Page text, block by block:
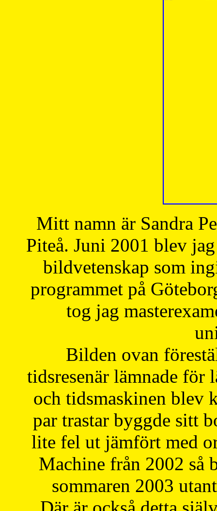
Mitt namn är Sandra
Piteå. Juni 2001 blev
bildvetenskap som
programmet på
tog jag
Bilden ovan
tidsresenär lämnade för
och tidsmaskinen blev
par trastar byggde sitt
lite fel ut jämfört med
Machine från 2002 så
sommaren 2003